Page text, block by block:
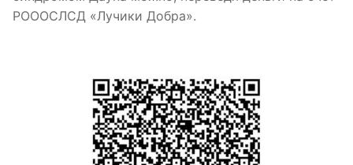
РОООСЛСД «Лучики Добра».